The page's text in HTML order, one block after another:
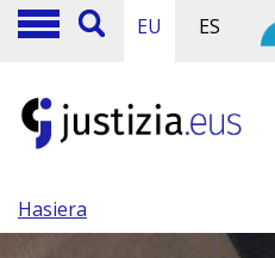
EU ES
Hasiera